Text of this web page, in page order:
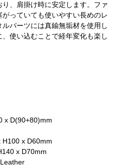
、肩掛け時に安定します。ファ
っていても使いやすい長めのレ
パーツには真鍮無垢材を使用し
使い込むことで経年変化も楽し
x D(90+80)mm
H100 x D60mm
x D70mm